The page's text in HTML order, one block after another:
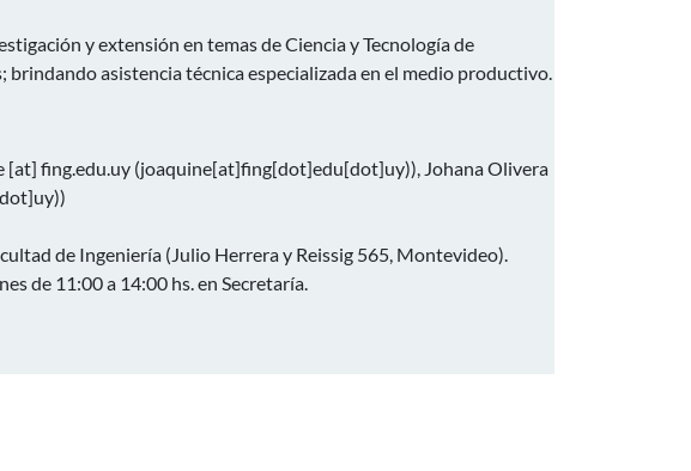
y extensión en temas de Ciencia y Tecnología de
asistencia técnica especializada en el medio productivo.
[at] fing.edu.uy (joaquine[at]fing[dot]edu[dot]uy)), Johana Olivera
)
de Ingeniería (Julio Herrera y Reissig 565, Montevideo).
de 11:00 a 14:00 hs. en Secretaría.